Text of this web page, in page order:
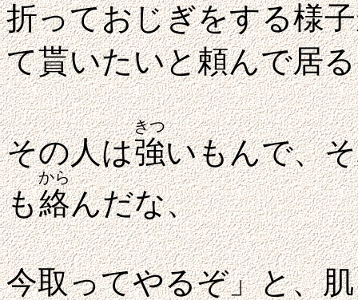
折っておじぎをする様
て貰いたいと頼んで居
その人は強
きつ
いもんで、
も絡
から
んだな、
今取ってやるぞ」と、